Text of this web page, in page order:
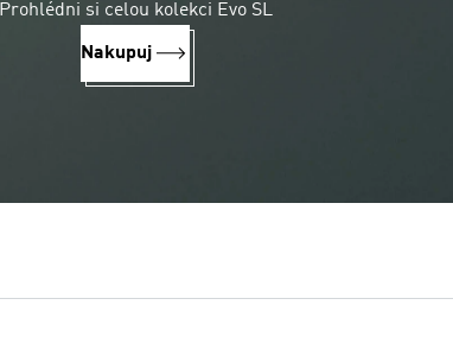
Prohlédni si celou kolekci Evo SL
Nakupuj